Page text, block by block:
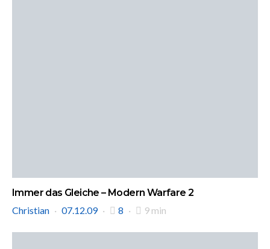
Immer das Gleiche – Modern Warfare 2
Christian
07.12.09 8 9 min